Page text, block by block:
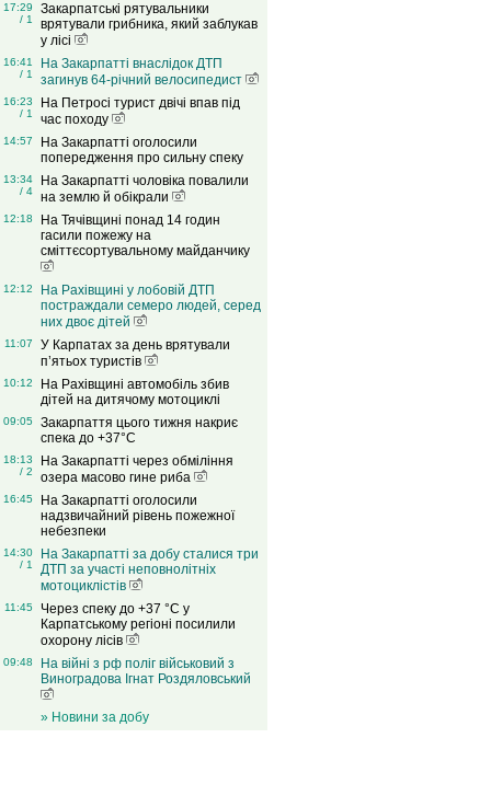
17:29
/ 1
Закарпатські рятувальники
врятували грибника, який заблукав
у лісі
16:41
/ 1
На Закарпатті внаслідок ДТП
загинув 64-річний велосипедист
16:23
/ 1
На Петросі турист двічі впав під
час походу
14:57
На Закарпатті оголосили
попередження про сильну спеку
13:34
/ 4
На Закарпатті чоловіка повалили
на землю й обікрали
12:18
На Тячівщині понад 14 годин
гасили пожежу на
сміттєсортувальному майданчику
12:12
На Рахівщині у лобовій ДТП
постраждали семеро людей, серед
них двоє дітей
11:07
У Карпатах за день врятували
п’ятьох туристів
10:12
На Рахівщині автомобіль збив
дітей на дитячому мотоциклі
09:05
Закарпаття цього тижня накриє
спека до +37°C
18:13
/ 2
На Закарпатті через обміління
озера масово гине риба
16:45
На Закарпатті оголосили
надзвичайний рівень пожежної
небезпеки
14:30
/ 1
На Закарпатті за добу сталися три
ДТП за участі неповнолітніх
мотоциклістів
11:45
Через спеку до +37 °C у
Карпатському регіоні посилили
охорону лісів
09:48
На війні з рф поліг військовий з
Виноградова Ігнат Роздяловський
» Новини за добу